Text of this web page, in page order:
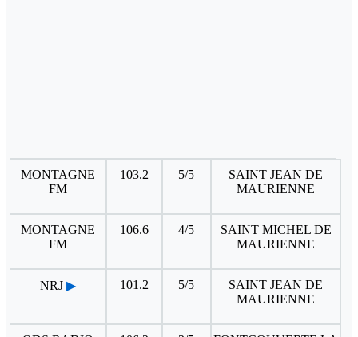
MONTAGNE
FM
103.2 5/5
SAINT JEAN DE
MAURIENNE
MONTAGNE
FM
106.6 4/5
SAINT MICHEL DE
MAURIENNE
NRJ ▶ 101.2 5/5
SAINT JEAN DE
MAURIENNE